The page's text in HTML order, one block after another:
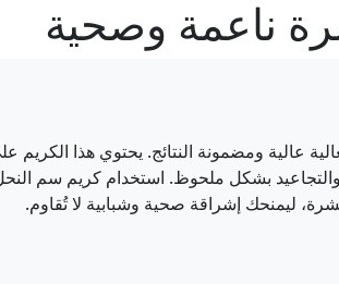
عالية ومضمونة النتائج. يحتوي هذا الكريم
والتجاعيد بشكل ملحوظ. استخدام كريم سم
ليمنحك إشراقة صحية وشبابية لا تُقاوم.